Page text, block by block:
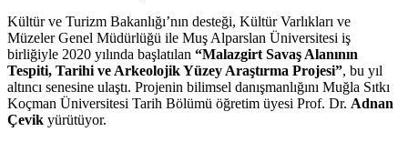
Kültür ve Turizm Bakanlığı’nın desteği, Kültür Varlıkları ve
Müzeler Genel Müdürlüğü ile Muş Alparslan Üniversitesi iş
birliğiyle 2020 yılında başlatılan “Malazgirt Savaş Alanının
Tespiti, Tarihi ve Arkeolojik Yüzey Araştırma Projesi”, bu yıl
altıncı senesine ulaştı. Projenin bilimsel danışmanlığını Muğla Sıtkı
Koçman Üniversitesi Tarih Bölümü öğretim üyesi Prof. Dr. Adnan
Çevik yürütüyor.